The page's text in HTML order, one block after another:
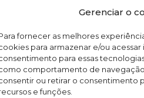
Gerenciar o
fornecer as melhores
para armazenar e/ou
para essas
comportamento de navegação
ou retirar o
e funções.
meus cursos e aplicativo.
Quero me